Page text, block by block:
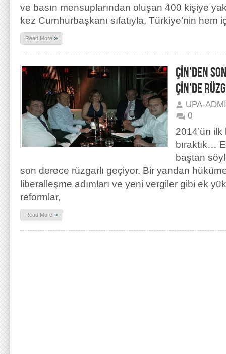
ve basın mensuplarından oluşan 400 kişiye
kez Cumhurbaşkanı sıfatıyla, Türkiye’nin hem
Read More »
ÇİN’DEN
ÇİN’DE
UPA-
0
2014’ün ilk
bıraktık…
baştan
son derece rüzgarlı geçiyor. Bir yandan
liberalleşme adımları ve yeni vergiler gibi ek
reformlar,
Read More »